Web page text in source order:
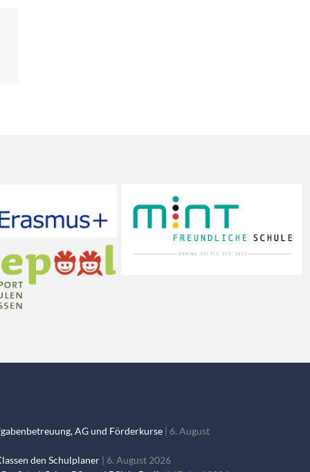
AG und Förderkurse
6. August
den Schulplaner
6. August 2026